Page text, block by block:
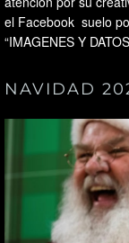
el Facebook suelo
“IMAGENES Y
NAVIDAD